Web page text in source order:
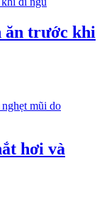
ăn trước khi
hơi và